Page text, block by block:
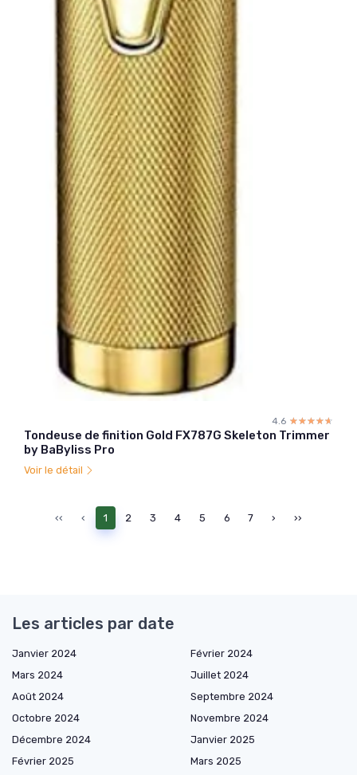
4.6 ☆☆☆☆☆
★★★★★
Tondeuse de finition Gold FX787G Skeleton Trimmer
by BaByliss Pro
Voir le détail
‹‹ ‹ 1 2 3 4 5 6 7 › ››
Les articles par date
Janvier 2024
Février 2024
Mars 2024
Juillet 2024
Août 2024
Septembre 2024
Octobre 2024
Novembre 2024
Décembre 2024
Janvier 2025
Février 2025
Mars 2025